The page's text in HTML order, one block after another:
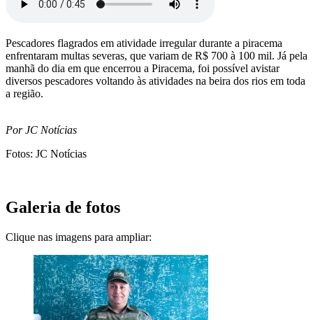
Pescadores flagrados em atividade irregular durante a piracema
enfrentaram multas severas, que variam de R$ 700 à 100 mil. Já pela
manhã do dia em que encerrou a Piracema, foi possível avistar
diversos pescadores voltando às atividades na beira dos rios em toda
a região.
Por JC Notícias
Fotos: JC Notícias
Galeria de fotos
Clique nas imagens para ampliar: